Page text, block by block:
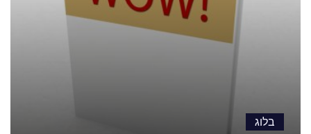
בלוג